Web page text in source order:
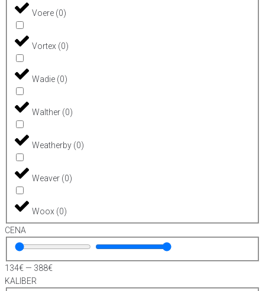
Voere (0)
Vortex (0)
Wadie (0)
Walther (0)
Weatherby (0)
Weaver (0)
Woox (0)
CENA
134€ — 388€
KALIBER